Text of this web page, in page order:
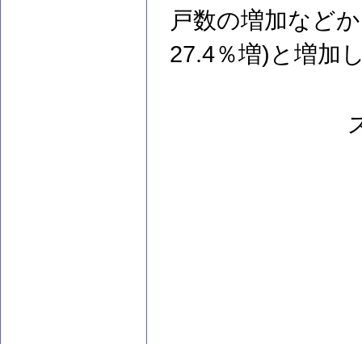
戸数の増加など
27.4％増)と増加